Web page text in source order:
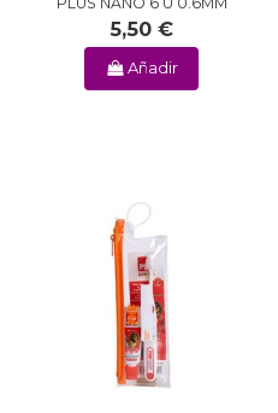
5,50 €
Añadir